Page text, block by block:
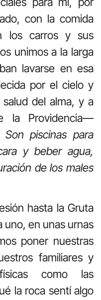
con la comida
los carros y sus
unimos a la larga
lavarse en esa
por el cielo y
del alma, y a
la Providencia—
Son piscinas para
y beber agua,
de los males
hasta la Gruta
uno, en unas urnas
poner nuestras
familiares y
como las
la roca sentí algo